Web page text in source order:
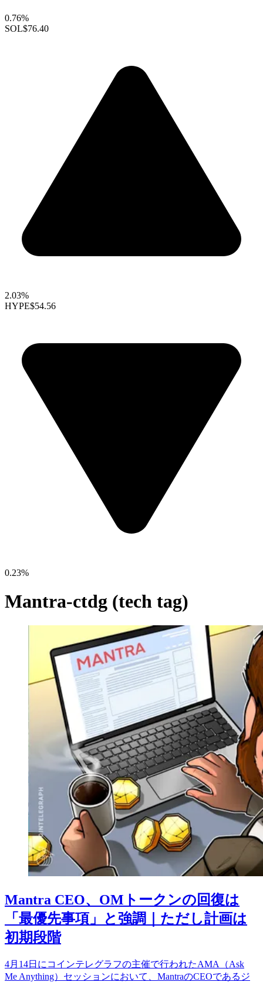
0.76%
SOL$76.40
2.03%
HYPE$54.56
0.23%
Mantra-ctdg (tech tag)
Mantra CEO、OMトークンの回復は
「最優先事項」と強調｜ただし計画は
初期段階
4月14日にコインテレグラフの主催で行われたAMA（Ask
Me Anything）セッションにおいて、MantraのCEOであるジ